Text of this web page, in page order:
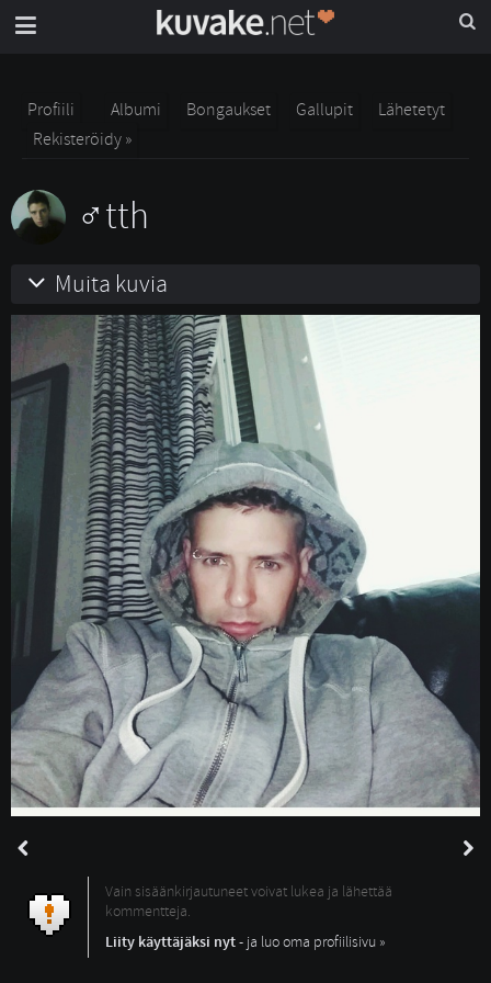
Profiili Albumi Bongaukset Gallupit
Lähetetyt
Rekisteröidy »
tth
Muita kuvia
Vain sisäänkirjautuneet voivat lukea ja lähettää
kommentteja.
Liity käyttäjäksi nyt- ja luo oma profiilisivu »